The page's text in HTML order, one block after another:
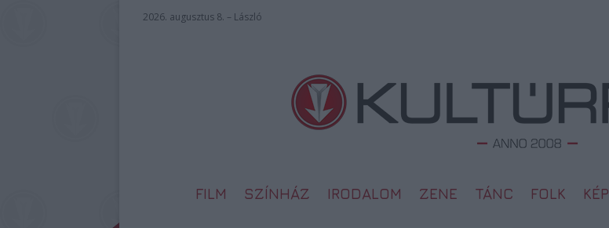
2026. augusztus 8. – László
FILM SZÍNHÁZ IRODALOM ZENE TÁNC FOLK